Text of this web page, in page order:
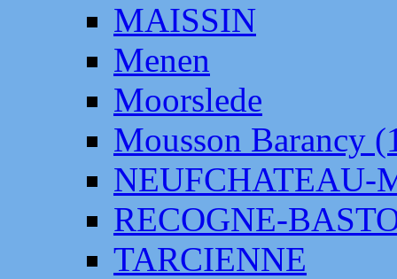
MAISSIN
Menen
Moorslede
Mousson Barancy
NEUFCHATEAU-
RECOGNE-
TARCIENNE